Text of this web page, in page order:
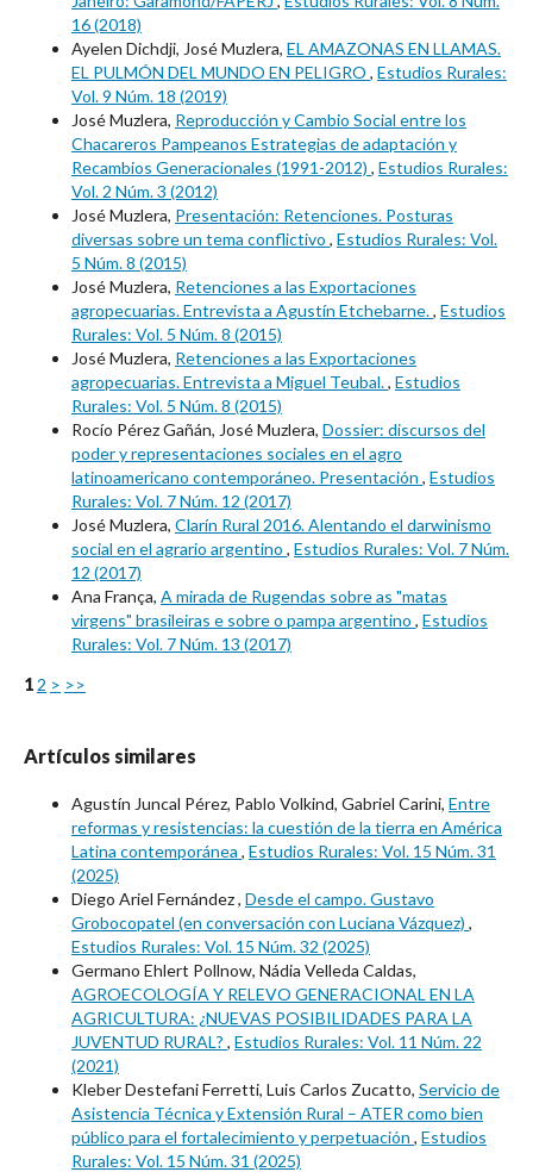
16 (2018)
Ayelen Dichdji, José Muzlera, EL AMAZONAS EN LLAMAS.
EL PULMÓN DEL MUNDO EN PELIGRO , Estudios Rurales:
Vol. 9 Núm. 18 (2019)
José Muzlera, Reproducción y Cambio Social entre los
Chacareros Pampeanos Estrategias de adaptación y
Recambios Generacionales (1991-2012) , Estudios Rurales:
Vol. 2 Núm. 3 (2012)
José Muzlera, Presentación: Retenciones. Posturas
diversas sobre un tema conflictivo , Estudios Rurales: Vol.
5 Núm. 8 (2015)
José Muzlera, Retenciones a las Exportaciones
agropecuarias. Entrevista a Agustín Etchebarne., Estudios
Rurales: Vol. 5 Núm. 8 (2015)
José Muzlera, Retenciones a las Exportaciones
agropecuarias. Entrevista a Miguel Teubal., Estudios
Rurales: Vol. 5 Núm. 8 (2015)
Rocío Pérez Gañán, José Muzlera, Dossier: discursos del
poder y representaciones sociales en el agro
latinoamericano contemporáneo. Presentación , Estudios
Rurales: Vol. 7 Núm. 12 (2017)
José Muzlera, Clarín Rural 2016. Alentando el darwinismo
social en el agrario argentino , Estudios Rurales: Vol. 7 Núm.
12 (2017)
Ana França, A mirada de Rugendas sobre as "matas
virgens" brasileiras e sobre o pampa argentino , Estudios
Rurales: Vol. 7 Núm. 13 (2017)
1 2 > >>
Artículos similares
Agustín Juncal Pérez, Pablo Volkind, Gabriel Carini, Entre
reformas y resistencias: la cuestión de la tierra en América
Latina contemporánea , Estudios Rurales: Vol. 15 Núm. 31
(2025)
Diego Ariel Fernández , Desde el campo. Gustavo
Grobocopatel (en conversación con Luciana Vázquez) ,
Estudios Rurales: Vol. 15 Núm. 32 (2025)
Germano Ehlert Pollnow, Nádia Velleda Caldas,
AGROECOLOGÍA Y RELEVO GENERACIONAL EN LA
AGRICULTURA: ¿NUEVAS POSIBILIDADES PARA LA
JUVENTUD RURAL? , Estudios Rurales: Vol. 11 Núm. 22
(2021)
Kleber Destefani Ferretti, Luis Carlos Zucatto, Servicio de
Asistencia Técnica y Extensión Rural – ATER como bien
público para el fortalecimiento y perpetuación , Estudios
Rurales: Vol. 15 Núm. 31 (2025)